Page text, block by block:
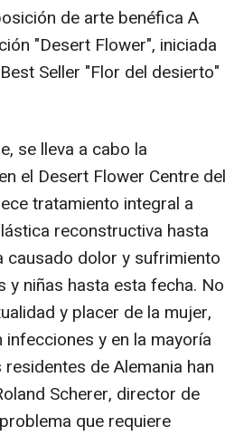
de arte benéfica A
"Desert Flower", iniciada
Seller "Flor del desierto"
se lleva a cabo la
el Desert Flower Centre del
tratamiento integral a
reconstructiva hasta
causado dolor y sufrimiento
y niñas hasta esta fecha. No
y placer de la mujer,
y en la mayoría
de Alemania han
Scherer, director de
que requiere